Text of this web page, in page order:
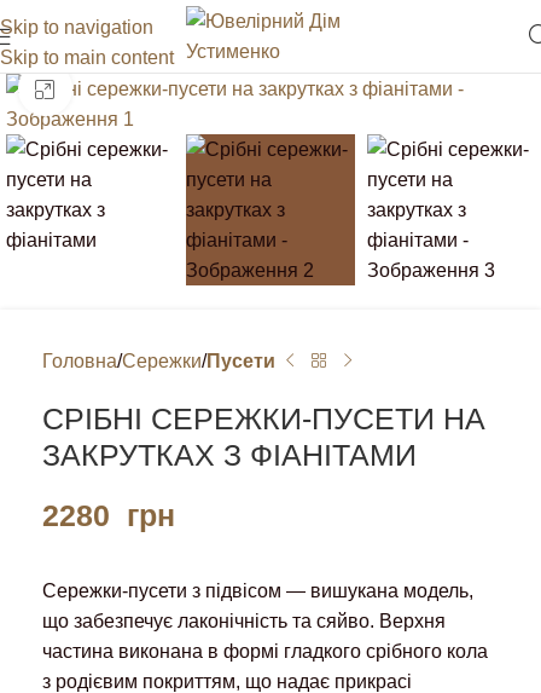
Skip to navigation
Skip to main content
Клацніть, щоб збільшити
Головна Сережки Пусети
СРІБНІ СЕРЕЖКИ-ПУСЕТИ НА
ЗАКРУТКАХ З ФІАНІТАМИ
2280 грн
Сережки-пусети з підвісом — вишукана модель,
що забезпечує лаконічність та сяйво. Верхня
частина виконана в формі гладкого срібного кола
з родієвим покриттям, що надає прикрасі